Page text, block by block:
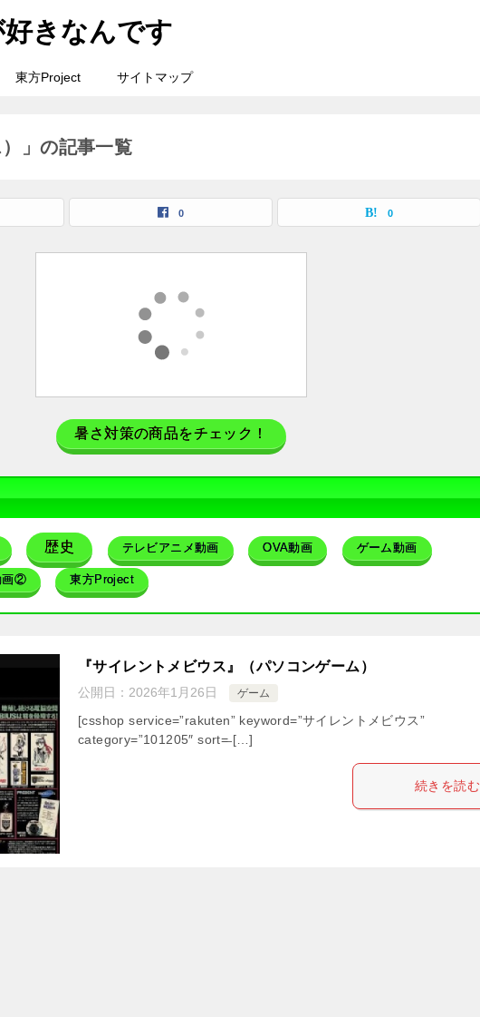
きなんです
東方Project サイトマップ
）」の記事一覧
0 0
暑さ対策の商品をチェック！
歴史 テレビアニメ動画 OVA動画 ゲーム動画
画② 東方Project
『サイレントメビウス』（パソコンゲーム）
公開日： 2026年1月26日 ゲーム
[csshop service=”rakuten” keyword=”サイレントメビウス”
category=”101205″ sort=̶ […]
続きを読む